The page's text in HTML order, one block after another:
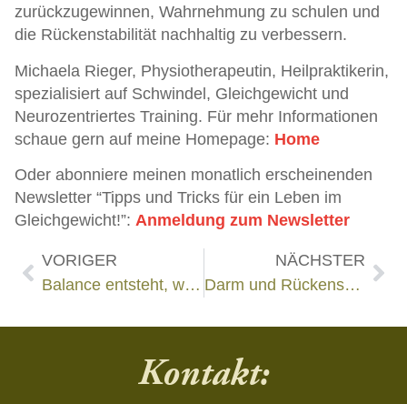
zurückzugewinnen, Wahrnehmung zu schulen und
die Rückenstabilität nachhaltig zu verbessern.
Michaela Rieger, Physiotherapeutin, Heilpraktikerin,
spezialisiert auf Schwindel, Gleichgewicht und
Neurozentriertes Training. Für mehr Informationen
schaue gern auf meine Homepage: Home
Oder abonniere meinen monatlich erscheinenden
Newsletter “Tipps und Tricks für ein Leben im
Gleichgewicht!”: Anmeldung zum Newsletter
VORIGER
Balance entsteht, wenn wir uns bewegen!
NÄCHSTER
Darm und Rückenschmerzen, eine unterschätzte Verbindung
Kontakt: